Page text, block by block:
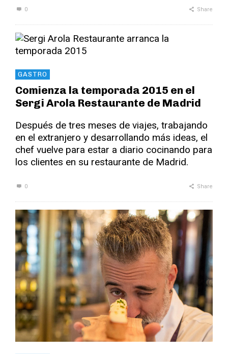
0 Share
GASTRO
Comienza la temporada 2015 en el
Sergi Arola Restaurante de Madrid
Después de tres meses de viajes, trabajando
en el extranjero y desarrollando más ideas, el
chef vuelve para estar a diario cocinando para
los clientes en su restaurante de Madrid.
0 Share